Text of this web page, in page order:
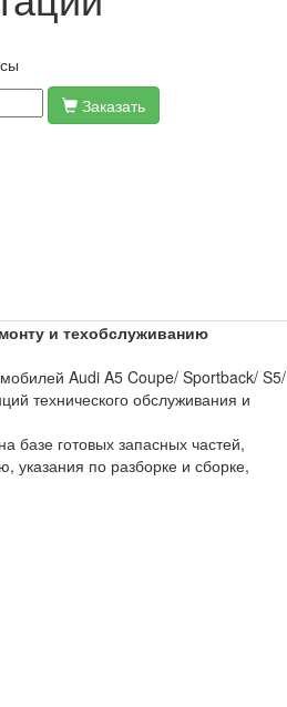
Заказать
и техобслуживанию
Audi A5 Coupe/ Sportback/ S5/
технического обслуживания и
базе готовых запасных частей,
указания по разборке и сборке,